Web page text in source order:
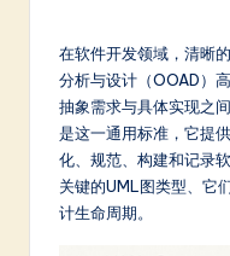
m
p
在软件开发领域，清晰
分析与设计（OOAD）
抽象需求与具体实现之
是这一通用标准，它提
化、规范、构建和记录
关键的UML图类型、它
计生命周期。